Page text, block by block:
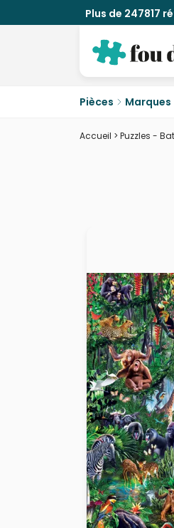
Plus de 247817
Pièces Marques
Accueil > Puzzles -